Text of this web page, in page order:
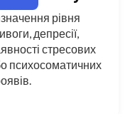
рівня
депресії,
стресових
психосоматичних